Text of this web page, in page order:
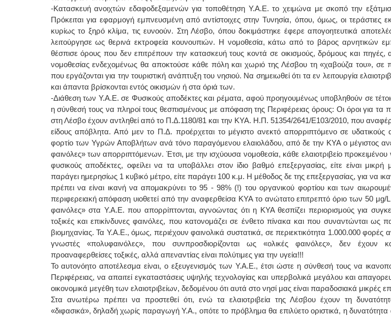
-Κατασκευή ανοιχτών εδαφοδεξαμενών για τοποθέτηση Υ.Α.Ε. το χειμώνα με σκοπό την
Πρόκειται για εφαρμογή εμπνευσμένη από αντίστοιχες στην Τυνησία, όπου, όμως, οι τεράστιες
κυρίως το ξηρό κλίμα, τις ευνοούν. Στη Λέσβο, όπου δοκιμάστηκε έφερε απογοητευτικά
λειτούργησε ως θερινά εκτροφεία κουνουπιών. Η νομοθεσία, κάτω από το βάρος αρνητικών
θέσπισε όρους που δεν επιτρέπουν την κατασκευή τους κοντά σε οικισμούς, δρόμους και
νομοθεσίας ενδεχομένως θα αποκτούσε κάθε πόλη και χωριό της Λέσβου τη «χαβούζα του», σε
που εργάζονται για την τουριστική ανάπτυξη του νησιού. Να σημειωθεί ότι τα εν λειτουργία
και άπαντα βρίσκονται εντός οικισμών ή στα όριά των.
-Διάθεση των Υ.Α.Ε. σε Φυσικούς αποδέκτες και ρέματα, αφού προηγουμένως υποβληθούν σε
η σύνθεσή τους να πληροί τους θεσπισμένους με απόφαση της Περιφέρειας όρους: Οι όροι για
στη Λέσβο έχουν αντληθεί από το Π.Δ.1180/81 και την ΚΥΑ. Η.Π. 51354/2641/Ε103/2010, που
είδους απόβλητα. Από μεν το Π.Δ. προέρχεται το μέγιστο ανεκτό απορριπτόμενο σε υδατικούς
φορτίο των Υγρών Αποβλήτων ανά τόνο παραγόμενου ελαιολάδου, από δε την ΚΥΑ ο μέγιστος
φαινόλες» των απορριπτόμενων. Έτσι, με την ισχύουσα νομοθεσία, κάθε ελαιοτριβείο προκειμένου
φυσικούς αποδέκτες, οφείλει να τα υποβάλλει στον ίδιο βαθμό επεξεργασίας, είτε είναι μικρή
παράγει ημερησίως 1 κυβικό μέτρο, είτε παράγει 100 κ.μ. Η μέθοδος δε της επεξεργασίας, για να
πρέπει να είναι ικανή να απομακρύνει το 95 - 98% (!) του οργανικού φορτίου και των
περιφερειακή απόφαση υιοθετεί από την αναφερθείσα ΚΥΑ το ανώτατο επιτρεπτό όριο των 50 μg/L
φαινόλες» στα Υ.Α.Ε. που απορρίπτονται, αγνοώντας ότι η ΚΥΑ θεσπίζει περιορισμούς για
τοξικές και επικίνδυνες φαινόλες, που κατονομάζει σε ένθετο πίνακα και που συναντώνται ως
βιομηχανίας. Τα Υ.Α.Ε., όμως, περιέχουν φαινολικά συστατικά, σε περιεκτικότητα 1.000.000 φορές
γνωστές «πολυφαινόλες», που συνπροσδιορίζονται ως «ολικές φαινόλες», δεν έχουν
προαναφερθείσες τοξικές, αλλά απεναντίας είναι πολύτιμες για την υγεία!!!
Το αυτονόητο αποτέλεσμα είναι, ο εξευγενισμός των Υ.Α.Ε., έτσι ώστε η σύνθεσή τους να
Περιφέρειας, να απαιτεί εγκαταστάσεις υψηλής τεχνολογίας και υπερβολικά μεγάλου και
οικονομικά μεγέθη των ελαιοτριβείων, δεδομένου ότι αυτά στο νησί μας είναι παραδοσιακά μικρές
Στα ανωτέρω πρέπει να προστεθεί ότι, ενώ τα ελαιοτριβεία της Λέσβου έχουν τη
«διφασικά», δηλαδή χωρίς παραγωγή Υ.Α., οπότε το πρόβλημα θα επιλύετο οριστικά, η δυνατότητα